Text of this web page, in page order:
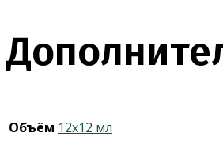
Объём 12х12 мл